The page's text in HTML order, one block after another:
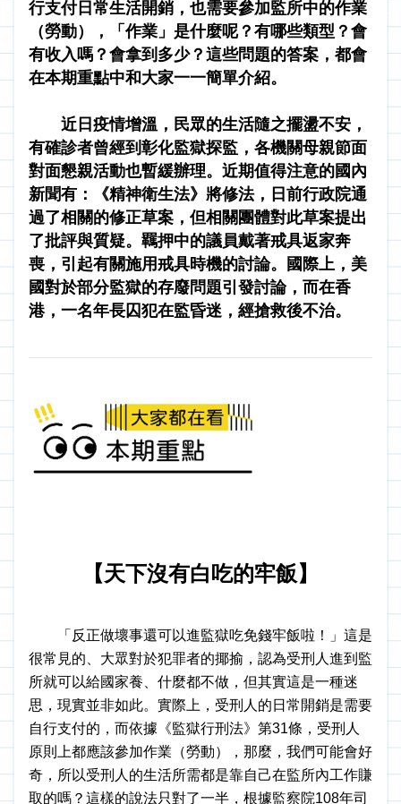
行支付日常生活開銷，也需要參加監所中的作業
（勞動），「作業」是什麼呢？有哪些類型？會
有收入嗎？會拿到多少？這些問題的答案，都會
在本期重點中和大家一一簡單介紹。
近日疫情增溫，民眾的生活隨之擺盪不安，
有確診者曾經到彰化監獄探監，各機關母親節面
對面懇親活動也暫緩辦理。近期值得注意的國內
新聞有：《精神衛生法》將修法，日前行政院通
過了相關的修正草案，但相關團體對此草案提出
了批評與質疑。羈押中的議員戴著戒具返家奔
喪，引起有關施用戒具時機的討論。國際上，美
國對於部分監獄的存廢問題引發討論，而在香
港，一名年長囚犯在監昏迷，經搶救後不治。
【天下沒有白吃的牢飯】
「反正做壞事還可以進監獄吃免錢牢飯啦！」這是
很常見的、大眾對於犯罪者的揶揄，認為受刑人進到監
所就可以給國家養、什麼都不做，但其實這是一種迷
思，現實並非如此。實際上，受刑人的日常開銷是需要
自行支付的，而依據《監獄行刑法》第31條，受刑人
原則上都應該參加作業（勞動），那麼，我們可能會好
奇，所以受刑人的生活所需都是靠自己在監所內工作賺
取的嗎？這樣的說法只對了一半，根據監察院108年司